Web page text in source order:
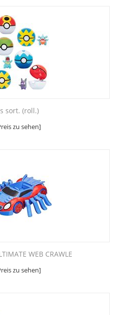
sort. (roll.)
zu sehen]
WEB CRAWLE
zu sehen]